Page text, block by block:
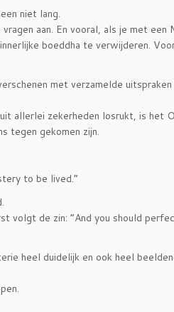
niet lang.
aan. En vooral, als je met
boeddha te verwijderen.
met verzamelde
allerlei zekerheden losrukt, is het
tegen gekomen zijn.
to be lived.”
volgt de zin: “And you should
heel duidelijk en ook heel